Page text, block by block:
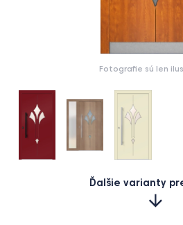
Fotografie sú len
Ďalšie varianty